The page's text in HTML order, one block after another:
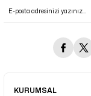
KURUMSAL